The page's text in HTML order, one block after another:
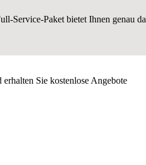
Service-Paket bietet Ihnen genau
Sie kostenlose Angebote